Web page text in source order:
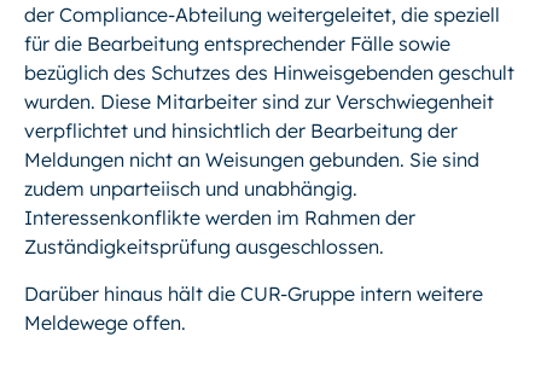
der Compliance-Abteilung weitergeleitet, die speziell
für die Bearbeitung entsprechender Fälle sowie
bezüglich des Schutzes des Hinweisgebenden geschult
wurden. Diese Mitarbeiter sind zur Verschwiegenheit
verpflichtet und hinsichtlich der Bearbeitung der
Meldungen nicht an Weisungen gebunden. Sie sind
zudem unparteiisch und unabhängig.
Interessenkonflikte werden im Rahmen der
Zuständigkeitsprüfung ausgeschlossen.
Darüber hinaus hält die CUR-Gruppe intern weitere
Meldewege offen.